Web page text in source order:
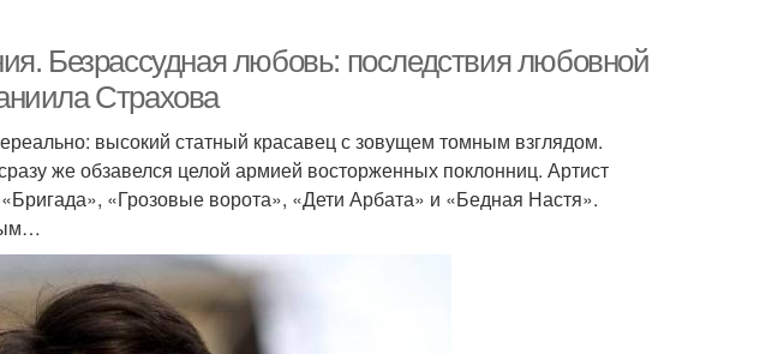
Безрассудная любовь: последствия любовной
Страхова
высокий статный красавец с зовущем томным взглядом.
же обзавелся целой армией восторженных поклонниц. Артист
«Грозовые ворота», «Дети Арбата» и «Бедная Настя».